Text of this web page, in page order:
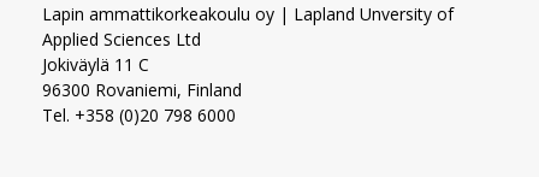
Lapin ammattikorkeakoulu oy | Lapland Unversity of
Applied Sciences Ltd
Jokiväylä 11 C
96300 Rovaniemi, Finland
Tel. +358 (0)20 798 6000